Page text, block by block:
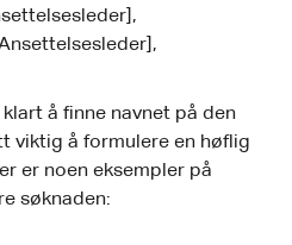
å finne navnet på den
viktig å formulere en høflig
er noen eksempler på
søknaden: